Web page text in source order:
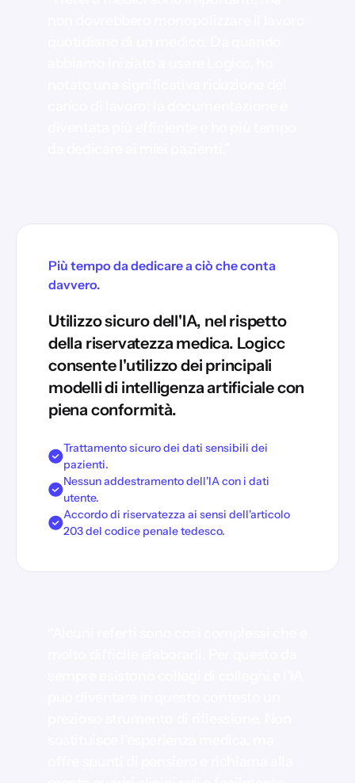
Più tempo da dedicare a ciò che conta
davvero.
Utilizzo sicuro dell'IA, nel rispetto
della riservatezza medica. Logicc
consente l'utilizzo dei principali
modelli di intelligenza artificiale con
piena conformità.
Trattamento sicuro dei dati sensibili dei
pazienti.
Nessun addestramento dell'IA con i dati
utente.
Accordo di riservatezza ai sensi dell'articolo
203 del codice penale tedesco.